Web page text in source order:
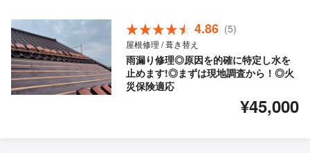
4.86 (5)
屋根修理 / 葺き替え
雨漏り修理◎原因を的確に特定し水を
止めます!◎まずは現地調査から！◎火
災保険適応
¥45,000